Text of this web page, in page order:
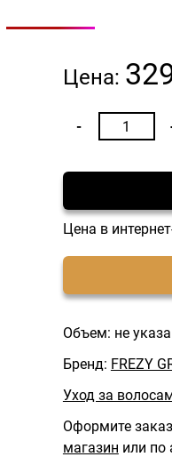
Цена:
Цена в
Объем: не
Бренд: FREZY
Уход за
Оформите
магазин или по